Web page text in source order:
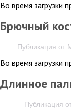
Во время загрузки
Брючный
Публикация от
Во время загрузки
Длинное
Публикация